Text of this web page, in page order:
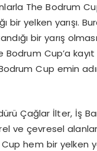
The Bodrum
bir yelken yarışı.
bir yarış
Cup’a kayıt
Cup emin
Çağlar İlter, İş
ve çevresel
hem bir yelken